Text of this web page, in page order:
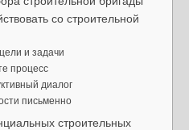
со строительной
и задачи
процесс
диалог
письменно
строительных